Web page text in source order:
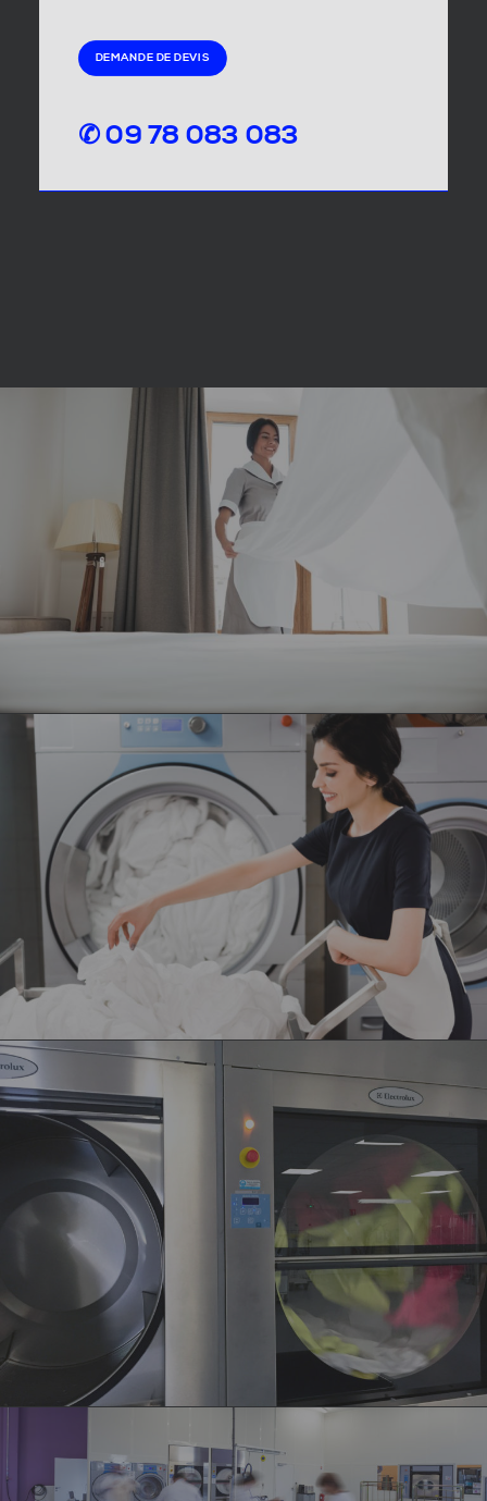
DEMANDE DE DEVIS
✆ 09 78 083 083